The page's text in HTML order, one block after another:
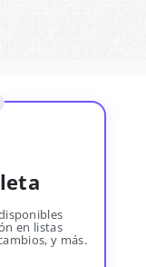
en listas
y más.